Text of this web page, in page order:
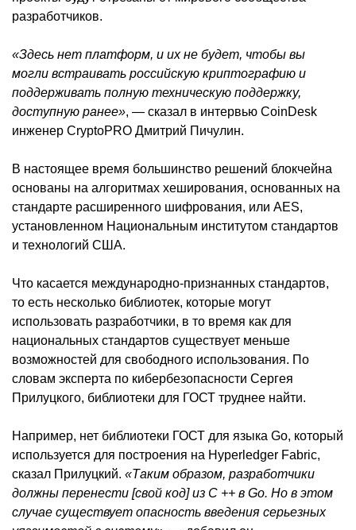
разработчиков.
«Здесь нет платформ, и их не будет, чтобы вы
могли встраивать российскую криптографию и
поддерживать полную техническую поддержку,
доступную ранее», — сказал в интервью CoinDesk
инженер CryptoPRO Дмитрий Пичулин.
В настоящее время большинство решений блокчейна
основаны на алгоритмах хеширования, основанных на
стандарте расширенного шифрования, или AES,
установленном Национальным институтом стандартов
и технологий США.
Что касается международно-признанных стандартов,
то есть несколько библиотек, которые могут
использовать разработчики, в то время как для
национальных стандартов существует меньше
возможностей для свободного использования. По
словам эксперта по кибербезопасности Сергея
Прилуцкого, библиотеки для ГОСТ труднее найти.
Например, нет библиотеки ГОСТ для языка Go, который
используется для построения на Hyperledger Fabric,
сказал Прилуцкий. «Таким образом, разработчики
должны перенести [свой код] из C ++ в Go. Но в этом
случае существует опасность введения серьезных